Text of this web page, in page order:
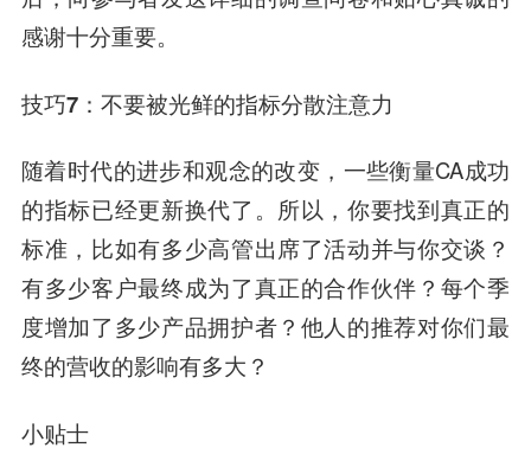
感谢十分重要。
技巧7：不要被光鲜的指标分散注意力
随着时代的进步和观念的改变，一些衡量CA成功
的指标已经更新换代了。所以，你要找到真正的
标准，比如有多少高管出席了活动并与你交谈？
有多少客户最终成为了真正的合作伙伴？每个季
度增加了多少产品拥护者？他人的推荐对你们最
终的营收的影响有多大？
小贴士